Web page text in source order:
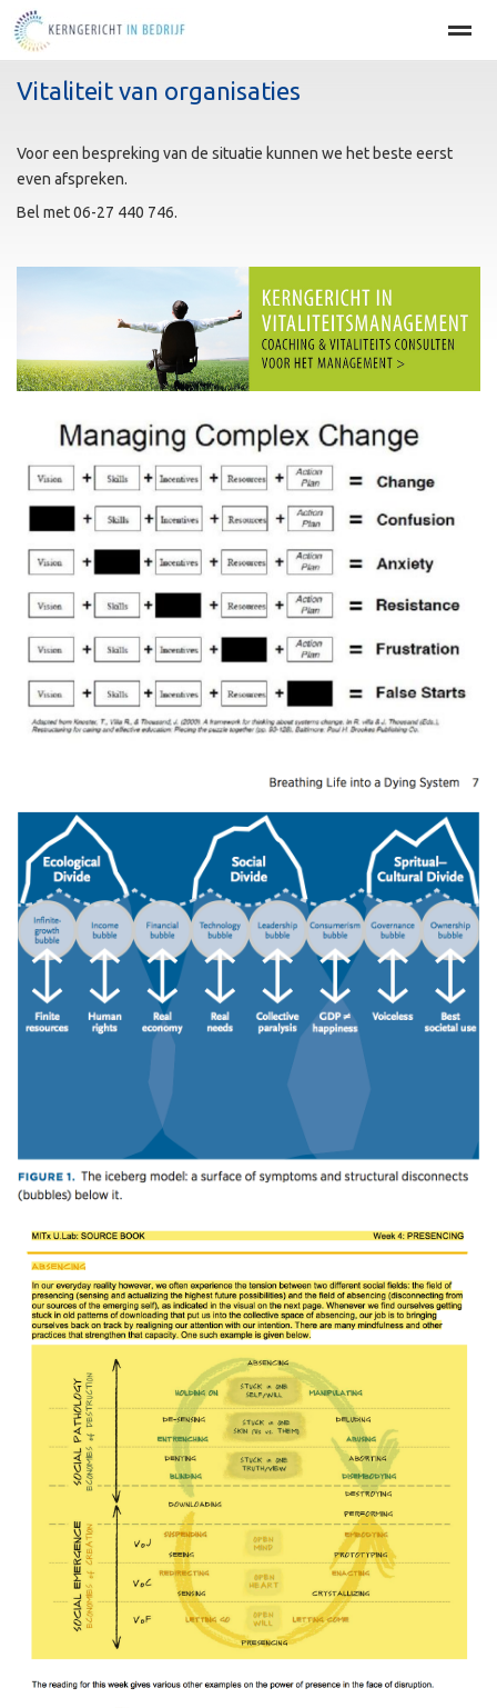
Home BEDRIJFSOPTIMALISATIE
Home
Vitaliteit van organisaties
Voor een bespreking van de situatie kunnen we het beste eerst
even afspreken.
Bel met 06-27 440 746.